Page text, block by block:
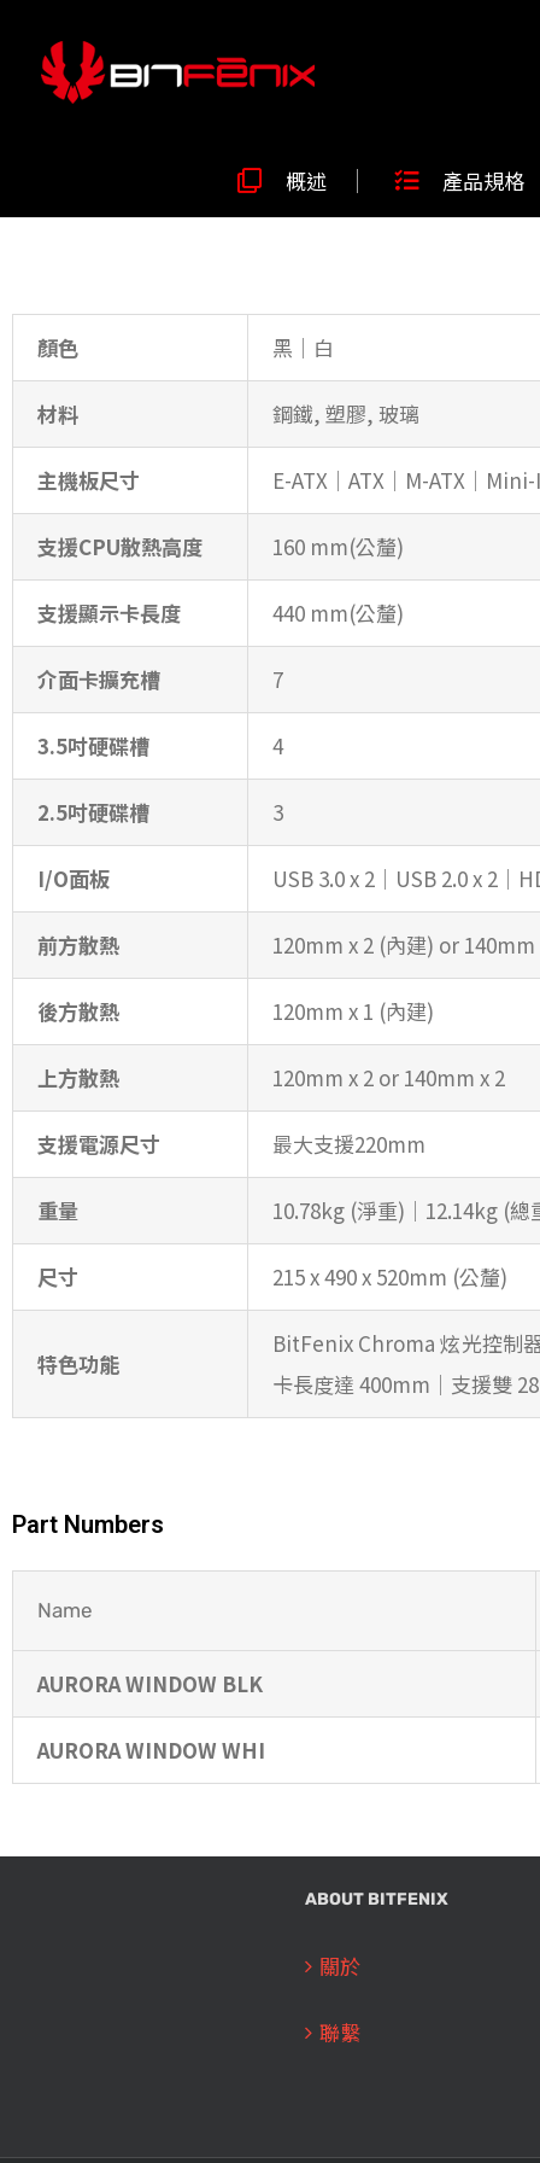
概述 產品規格
顏色 黑│白
材料 鋼鐵, 塑膠, 玻璃
主機板尺寸 E-ATX│ATX│M-ATX│Mini-
支援CPU散熱高度 160 mm(公釐)
支援顯示卡長度 440 mm(公釐)
介面卡擴充槽 7
3.5吋硬碟槽 4
2.5吋硬碟槽 3
I/O面板 USB 3.0 x 2│USB 2.0 x
前方散熱 120mm x 2 (內建) or 140mm
後方散熱 120mm x 1 (內建)
上方散熱 120mm x 2 or 140mm x 2
支援電源尺寸 最大支援220mm
重量 10.78kg (淨重)│12.14kg (總
尺寸 215 x 490 x 520mm (公釐)
特色功能
BitFenix Chroma 炫光控制
卡長度達 400mm│支援雙
Part Numbers
Name
AURORA WINDOW BLK
AURORA WINDOW WHI
ABOUT BITFENIX
關於
聯繫